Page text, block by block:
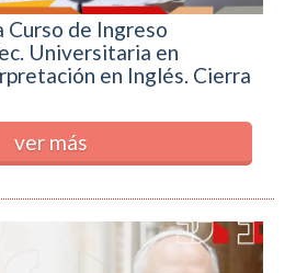
Curso de Ingreso
Universitaria en
en Inglés. Cierra
ver más